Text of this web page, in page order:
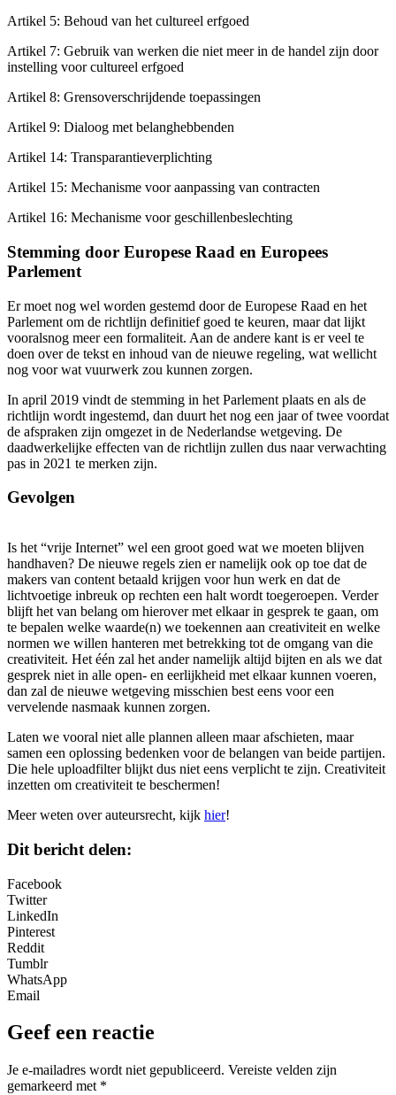
Artikel 5: Behoud van het cultureel erfgoed
Artikel 7: Gebruik van werken die niet meer in de handel zijn door
instelling voor cultureel erfgoed
Artikel 8: Grensoverschrijdende toepassingen
Artikel 9: Dialoog met belanghebbenden
Artikel 14: Transparantieverplichting
Artikel 15: Mechanisme voor aanpassing van contracten
Artikel 16: Mechanisme voor geschillenbeslechting
Stemming door Europese Raad en Europees
Parlement
Er moet nog wel worden gestemd door de Europese Raad en het
Parlement om de richtlijn definitief goed te keuren, maar dat lijkt
vooralsnog meer een formaliteit. Aan de andere kant is er veel te
doen over de tekst en inhoud van de nieuwe regeling, wat wellicht
nog voor wat vuurwerk zou kunnen zorgen.
In april 2019 vindt de stemming in het Parlement plaats en als de
richtlijn wordt ingestemd, dan duurt het nog een jaar of twee voordat
de afspraken zijn omgezet in de Nederlandse wetgeving. De
daadwerkelijke effecten van de richtlijn zullen dus naar verwachting
pas in 2021 te merken zijn.
Gevolgen
Is het “vrije Internet” wel een groot goed wat we moeten blijven
handhaven? De nieuwe regels zien er namelijk ook op toe dat de
makers van content betaald krijgen voor hun werk en dat de
lichtvoetige inbreuk op rechten een halt wordt toegeroepen. Verder
blijft het van belang om hierover met elkaar in gesprek te gaan, om
te bepalen welke waarde(n) we toekennen aan creativiteit en welke
normen we willen hanteren met betrekking tot de omgang van die
creativiteit. Het één zal het ander namelijk altijd bijten en als we dat
gesprek niet in alle open- en eerlijkheid met elkaar kunnen voeren,
dan zal de nieuwe wetgeving misschien best eens voor een
vervelende nasmaak kunnen zorgen.
Laten we vooral niet alle plannen alleen maar afschieten, maar
samen een oplossing bedenken voor de belangen van beide partijen.
Die hele uploadfilter blijkt dus niet eens verplicht te zijn. Creativiteit
inzetten om creativiteit te beschermen!
Meer weten over auteursrecht, kijk hier!
Dit bericht delen:
Facebook
Twitter
LinkedIn
Pinterest
Reddit
Tumblr
WhatsApp
Email
Geef een reactie
Je e-mailadres wordt niet gepubliceerd. Vereiste velden zijn
gemarkeerd met *